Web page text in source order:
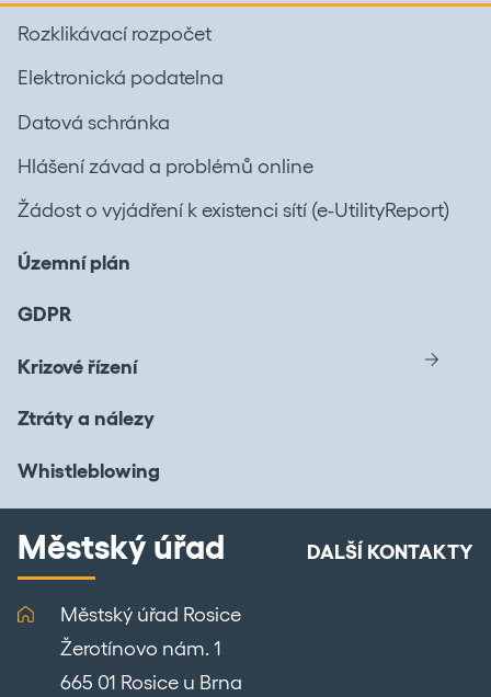
Rozklikávací rozpočet
Elektronická podatelna
Datová schránka
Hlášení závad a problémů online
Žádost o vyjádření k existenci sítí (e-UtilityReport)
Územní plán
GDPR
Krizové řízení
Ztráty a nálezy
Whistleblowing
Městský úřad DALŠÍ KONTAKTY
Městský úřad Rosice
Žerotínovo nám. 1
665 01 Rosice u Brna